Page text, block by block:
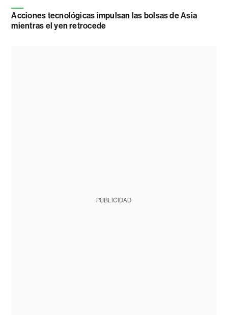
Acciones tecnológicas impulsan las bolsas de Asia
mientras el yen retrocede
PUBLICIDAD